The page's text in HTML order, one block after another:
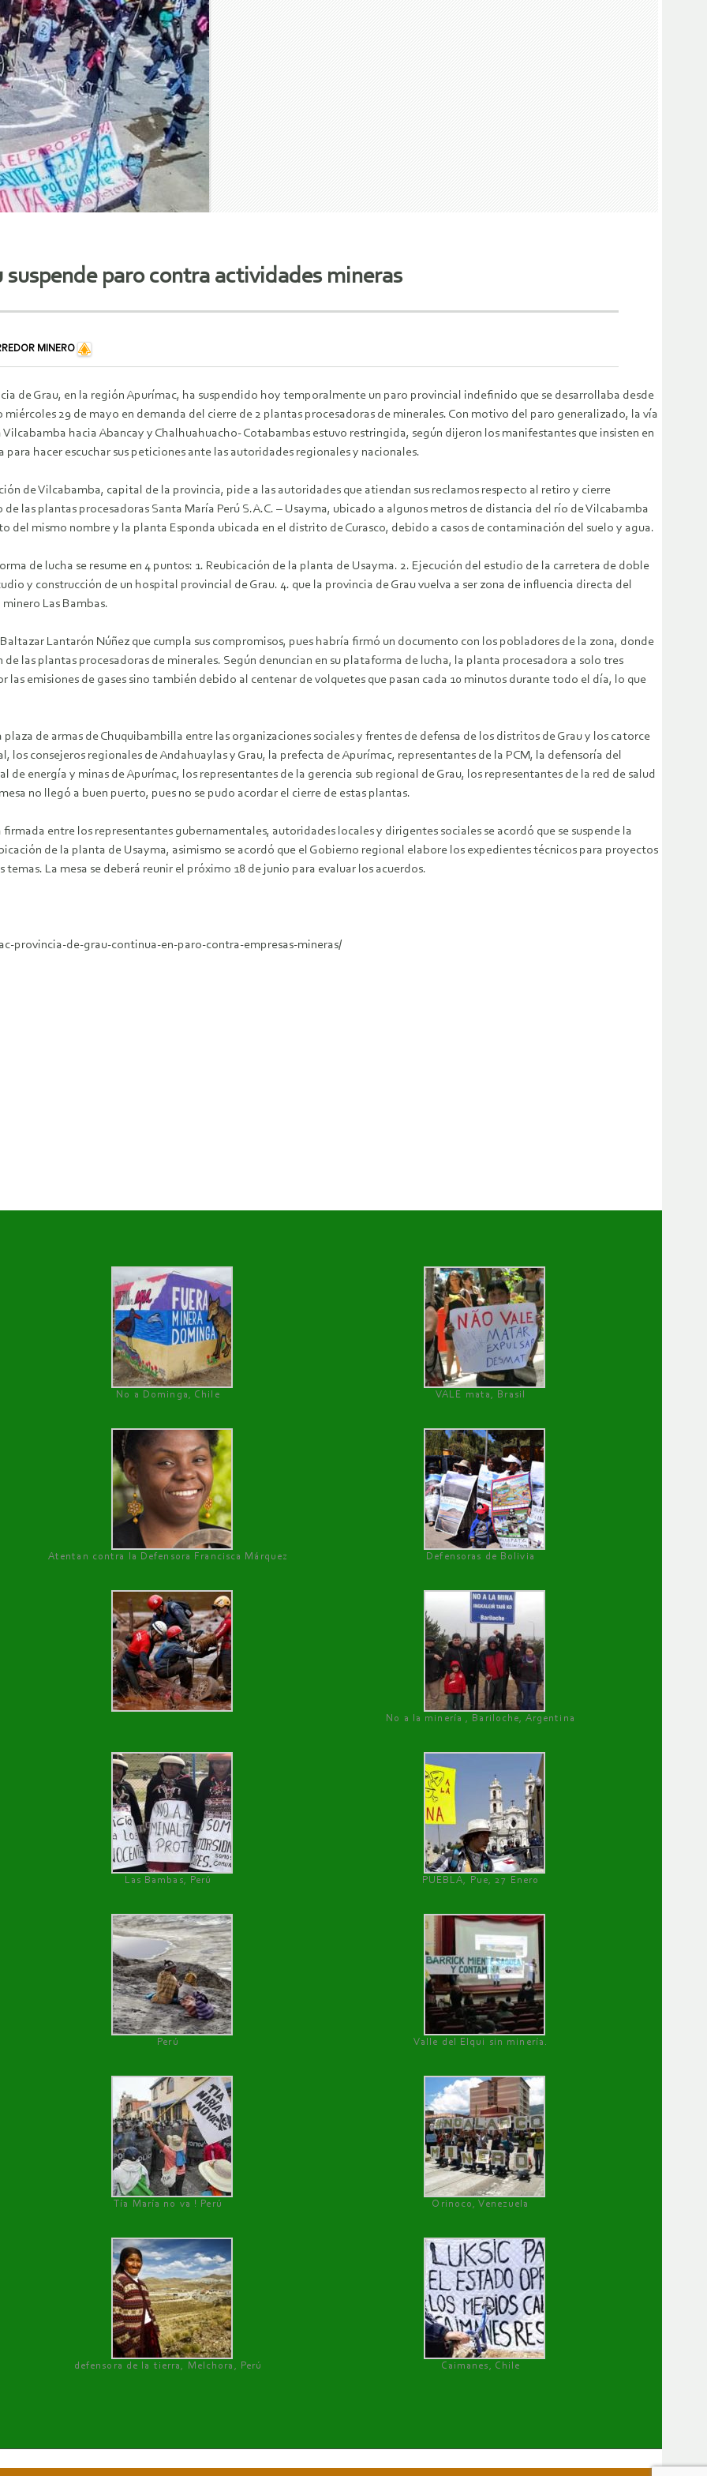
paro contra actividades mineras
MINERO
de Grau, en la región Apurímac, ha suspendido hoy temporalmente un paro provincial indefinido que se desarrollaba desde
miércoles 29 de mayo en demanda del cierre de 2 plantas procesadoras de minerales. Con motivo del paro generalizado, la vía
Vilcabamba hacia Abancay y Chalhuahuacho- Cotabambas estuvo restringida, según dijeron los manifestantes que insisten en
para hacer escuchar sus peticiones ante las autoridades regionales y nacionales.
de Vilcabamba, capital de la provincia, pide a las autoridades que atiendan sus reclamos respecto al retiro y cierre
las plantas procesadoras Santa María Perú S.A.C. – Usayma, ubicado a algunos metros de distancia del río de Vilcabamba
del mismo nombre y la planta Esponda ubicada en el distrito de Curasco, debido a casos de contaminación del suelo y agua.
de lucha se resume en 4 puntos: 1. Reubicación de la planta de Usayma. 2. Ejecución del estudio de la carretera de doble
y construcción de un hospital provincial de Grau. 4. que la provincia de Grau vuelva a ser zona de influencia directa del
Las Bambas.
Lantarón Núñez que cumpla sus compromisos, pues habría firmó un documento con los pobladores de la zona, donde
las plantas procesadoras de minerales. Según denuncian en su plataforma de lucha, la planta procesadora a solo tres
emisiones de gases sino también debido al centenar de volquetes que pasan cada 10 minutos durante todo el día, lo que
de armas de Chuquibambilla entre las organizaciones sociales y frentes de defensa de los distritos de Grau y los catorce
los consejeros regionales de Andahuaylas y Grau, la prefecta de Apurímac, representantes de la PCM, la defensoría del
energía y minas de Apurímac, los representantes de la gerencia sub regional de Grau, los representantes de la red de salud
no llegó a buen puerto, pues no se pudo acordar el cierre de estas plantas.
entre los representantes gubernamentales, autoridades locales y dirigentes sociales se acordó que se suspende la
de la planta de Usayma, asimismo se acordó que el Gobierno regional elabore los expedientes técnicos para proyectos
La mesa se deberá reunir el próximo 18 de junio para evaluar los acuerdos.
provincia-de-grau-continua-en-paro-contra-empresas-mineras/
No a Dominga, Chile
VALE mata, Brasil
Atentan contra la Defensora Francisca Márquez Defensoras de Bolivia
No a la minería , Bariloche, Argentina
Las Bambas, Perú PUEBLA, Pue, 27 Enero
Perú Valle del Elqui sin minería.
Tía María no va ! Perú Orinoco, Venezuela
defensora de la tierra, Melchora, Perú Caimanes, Chile